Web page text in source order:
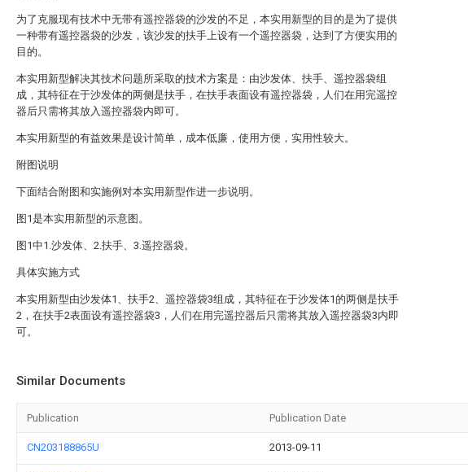
为了克服现有技术中无带有遥控器袋的沙发的不足，本实用新型的目的是为了提供
一种带有遥控器袋的沙发，该沙发的扶手上设有一个遥控器袋，达到了方便实用的
目的。
本实用新型解决其技术问题所采取的技术方案是：由沙发体、扶手、遥控器袋组
成，其特征在于沙发体的两侧是扶手，在扶手表面设有遥控器袋，人们在用完遥控
器后只需将其放入遥控器袋内即可。
本实用新型的有益效果是设计简单，成本低廉，使用方便，实用性较大。
附图说明
下面结合附图和实施例对本实用新型作进一步说明。
图1是本实用新型的示意图。
图1中1.沙发体、2.扶手、3.遥控器袋。
具体实施方式
本实用新型由沙发体1、扶手2、遥控器袋3组成，其特征在于沙发体1的两侧是扶手
2，在扶手2表面设有遥控器袋3，人们在用完遥控器后只需将其放入遥控器袋3内即
可。
Similar Documents
Publication Publication Date
CN203188865U 2013-09-11